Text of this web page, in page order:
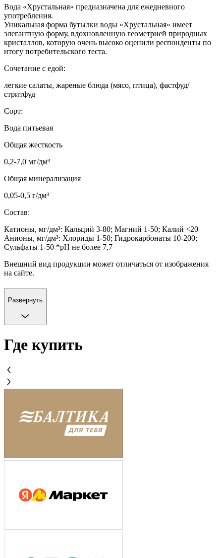
Вода «Хрустальная» предназначена для ежедневного
употребления.
Уникальная форма бутылки воды «Хрустальная» имеет
элегантную форму, вдохновленную геометрией природных
кристаллов, которую очень высоко оценили респонденты по
итогу потребительского теста.
Сочетание с едой:
легкие салаты, жареные блюда (мясо, птица), фастфуд/
стритфуд
Сорт:
Вода питьевая
Общая жесткость
0,2-7,0 мг/дм³
Общая минерализация
0,05-0,5 г/дм³
Состав:
Катионы, мг/дм³: Кальций 3-80; Магний 1-50; Калий <20
Анионы, мг/дм³: Хлориды 1-50; Гидрокарбонаты 10-200;
Сульфаты 1-50 *pH не более 7,7
Внешний вид продукции может отличаться от изображения
на сайте.
Развернуть
Где купить